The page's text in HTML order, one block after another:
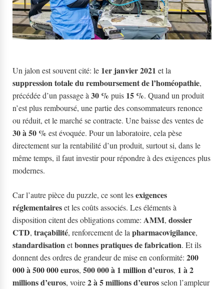
Un jalon est souvent cité: le 1er janvier 2021 et la
suppression totale du remboursement de l’homéopathie,
précédée d’un passage à30 % puis 15 %. Quand un produit
n’est plus remboursé, une partie des consommateurs renonce
ou réduit, et le marché se contracte. Une baisse des ventes de
30 à 50 % est évoquée. Pour un laboratoire, cela pèse
directement sur la rentabilité d’un produit, surtout si, dans le
même temps, il faut investir pour répondre à des exigences plus
modernes.
Car l’autre pièce du puzzle, ce sont lesexigences
réglementaireset les coûts associés. Les éléments à
disposition citent des obligations comme: AMM, dossier
CTD, traçabilité, renforcement de lapharmacovigilance,
standardisationetbonnes pratiques de fabrication. Et ils
donnent des ordres de grandeur de mise en conformité: 200
000 à 500 000 euros, 500 000 à 1 million d’euros, 1 à 2
millions d’euros, voire2 à 5 millions d’eurosselon l’ampleur